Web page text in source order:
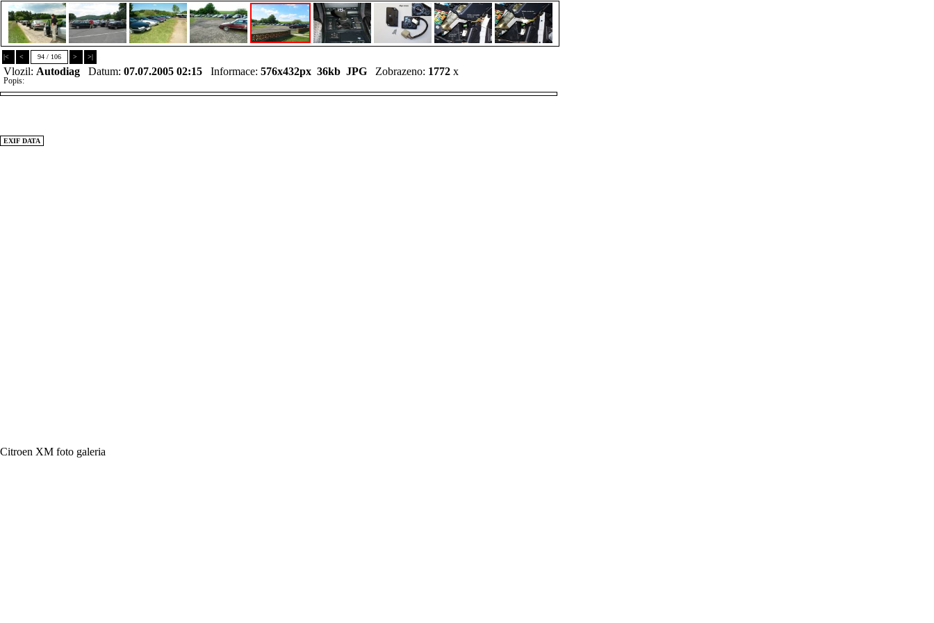
|< < 94 / 106 > >|
Vlozil: Autodiag Datum: 07.07.2005 02:15 Informace: 576x432px 36kb JPG Zobrazeno: 1772 x
Popis:
EXIF DATA
Citroen XM foto galeria